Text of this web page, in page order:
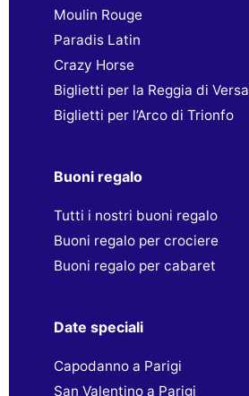
Moulin Rouge
Paradis Latin
Crazy Horse
Biglietti per la Reggia di
Biglietti per l’Arco di Trionfo
Buoni regalo
Tutti i nostri buoni regalo
Buoni regalo per crociere
Buoni regalo per cabaret
Date speciali
Capodanno a Parigi
San Valentino a Parigi